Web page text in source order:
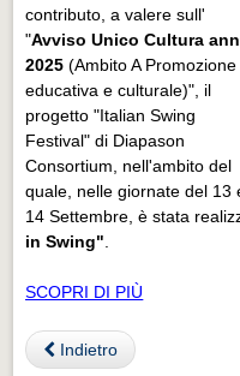
contributo, a valere sull'
"Avviso Unico Cultura
2025 (Ambito A Promozione
educativa e culturale)", il
progetto "Italian Swing
Festival" di Diapason
Consortium, nell'ambito del
quale, nelle giornate del 13
14 Settembre, è stata
in Swing"
SCOPRI DI PIÙ
Indietro